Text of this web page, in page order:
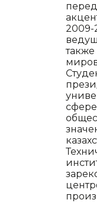
2009-
сфере